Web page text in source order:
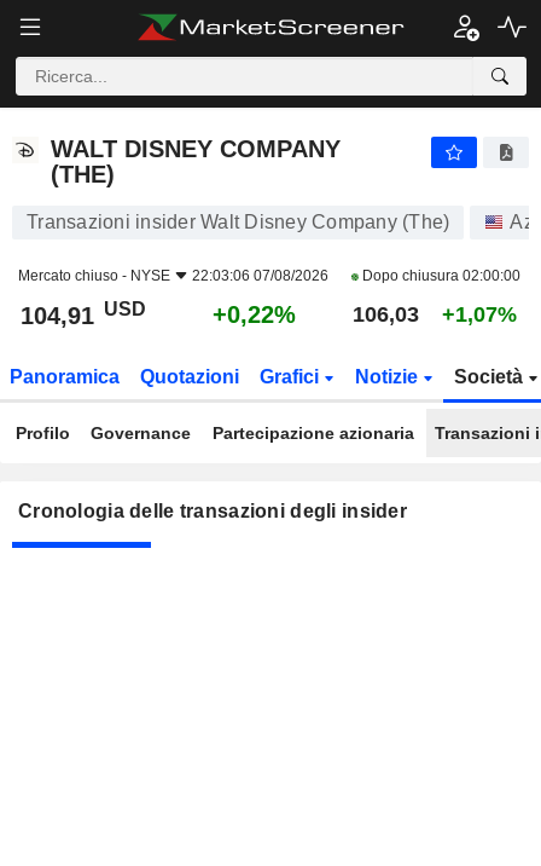
WALT DISNEY COMPANY (THE)
WALT DISNEY COMPANY
(THE)
Transazioni insider Walt Disney Company (The)
Mercato chiuso - NYSE 22:03:06 07/08/2026 Dopo chiusura 02:00:00
104,91 USD +0,22% 106,03 +1,07%
Panoramica Quotazioni Grafici Notizie Società
Profilo Governance Partecipazione azionaria Transazioni
Cronologia delle transazioni degli insider